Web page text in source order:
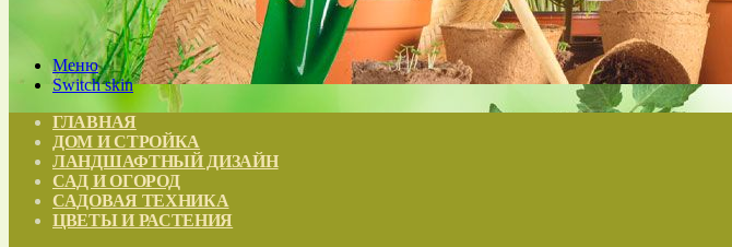
Меню
Switch skin
ГЛАВНАЯ
ДОМ И СТРОЙКА
ЛАНДШАФТНЫЙ ДИЗАЙН
САД И ОГОРОД
САДОВАЯ ТЕХНИКА
ЦВЕТЫ И РАСТЕНИЯ